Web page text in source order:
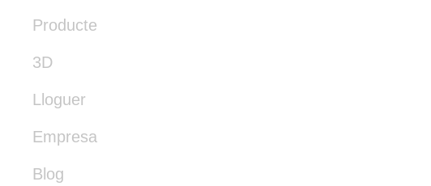
Producte
3D
Lloguer
Empresa
Blog